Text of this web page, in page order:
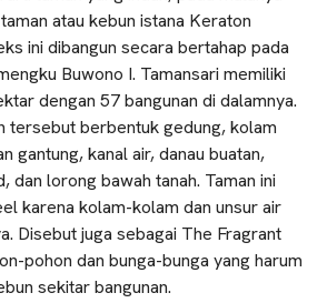
atau kebun istana Keraton
ini dibangun secara bertahap pada
Buwono I. Tamansari memiliki
dengan 57 bangunan di dalamnya.
tersebut berbentuk gedung, kolam
gantung, kanal air, danau buatan,
dan lorong bawah tanah. Taman ini
karena kolam-kolam dan unsur air
Disebut juga sebagai The Fragrant
pohon dan bunga-bunga yang harum
sekitar bangunan.